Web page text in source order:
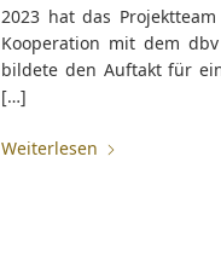
2023 hat das
Kooperation mit dem
bildete den Auftakt für
[…]
Weiterlesen